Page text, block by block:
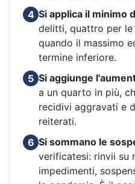
4 Si applica il minimo
delitti, quattro per le
quando il massimo
termine inferiore.
5 Si aggiunge
a un quarto in più,
recidivi aggravati e
reiterati.
6 Si sommano le
verificatesi: rinvii su
impedimenti,